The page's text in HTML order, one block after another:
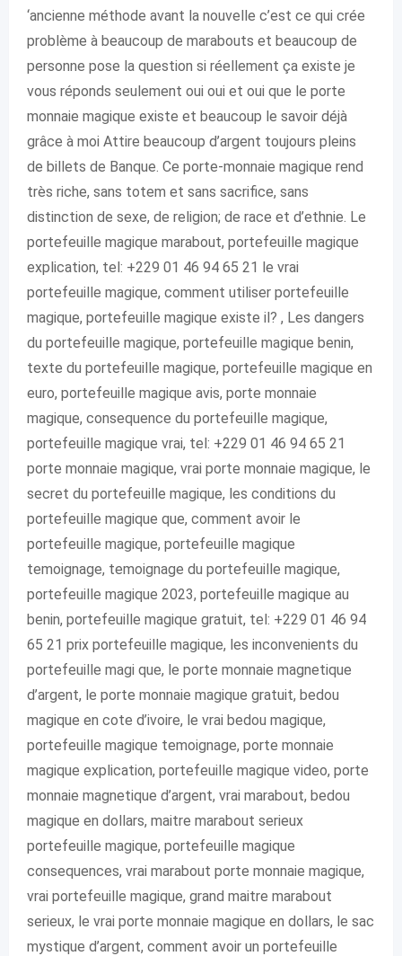
‘ancienne méthode avant la nouvelle c’est ce qui crée
problème à beaucoup de marabouts et beaucoup de
personne pose la question si réellement ça existe je
vous réponds seulement oui oui et oui que le porte
monnaie magique existe et beaucoup le savoir déjà
grâce à moi Attire beaucoup d’argent toujours pleins
de billets de Banque. Ce porte-monnaie magique rend
très riche, sans totem et sans sacrifice, sans
distinction de sexe, de religion; de race et d’ethnie. Le
portefeuille magique marabout, portefeuille magique
explication, tel: +229 01 46 94 65 21 le vrai
portefeuille magique, comment utiliser portefeuille
magique, portefeuille magique existe il? , Les dangers
du portefeuille magique, portefeuille magique benin,
texte du portefeuille magique, portefeuille magique en
euro, portefeuille magique avis, porte monnaie
magique, consequence du portefeuille magique,
portefeuille magique vrai, tel: +229 01 46 94 65 21
porte monnaie magique, vrai porte monnaie magique, le
secret du portefeuille magique, les conditions du
portefeuille magique que, comment avoir le
portefeuille magique, portefeuille magique
temoignage, temoignage du portefeuille magique,
portefeuille magique 2023, portefeuille magique au
benin, portefeuille magique gratuit, tel: +229 01 46 94
65 21 prix portefeuille magique, les inconvenients du
portefeuille magi que, le porte monnaie magnetique
d’argent, le porte monnaie magique gratuit, bedou
magique en cote d’ivoire, le vrai bedou magique,
portefeuille magique temoignage, porte monnaie
magique explication, portefeuille magique video, porte
monnaie magnetique d’argent, vrai marabout, bedou
magique en dollars, maitre marabout serieux
portefeuille magique, portefeuille magique
consequences, vrai marabout porte monnaie magique,
vrai portefeuille magique, grand maitre marabout
serieux, le vrai porte monnaie magique en dollars, le sac
mystique d’argent, comment avoir un portefeuille